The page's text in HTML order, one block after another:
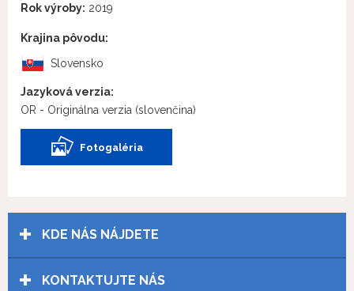
Rok výroby: 2019
Krajina pôvodu:
Slovensko
Jazyková verzia:
OR - Originálna verzia (slovenčina)
Fotogaléria
KDE NÁS NÁJDETE
KONTAKTUJTE NÁS